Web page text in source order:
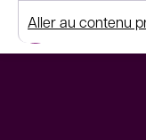
Aller au contenu